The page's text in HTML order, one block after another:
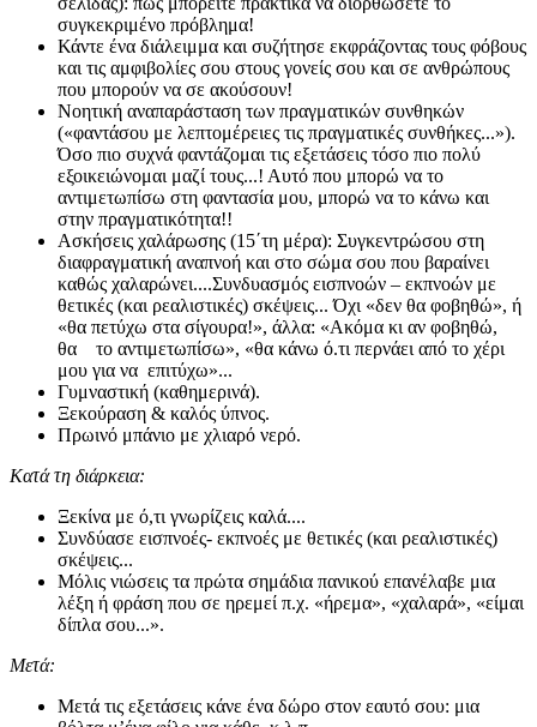
συγκεκριμένο πρόβλημα!
Κάντε ένα διάλειμμα και συζήτησε εκφράζοντας τους φόβους
και τις αμφιβολίες σου στους γονείς σου και σε ανθρώπους
που μπορούν να σε ακούσουν!
Νοητική αναπαράσταση των πραγματικών συνθηκών
(«φαντάσου με λεπτομέρειες τις πραγματικές συνθήκες...»).
Όσο πιο συχνά φαντάζομαι τις εξετάσεις τόσο πιο πολύ
εξοικειώνομαι μαζί τους...! Αυτό που μπορώ να το
αντιμετωπίσω στη φαντασία μου, μπορώ να το κάνω και
στην πραγματικότητα!!
Ασκήσεις χαλάρωσης (15΄τη μέρα): Συγκεντρώσου στη
διαφραγματική αναπνοή και στο σώμα σου που βαραίνει
καθώς χαλαρώνει....Συνδυασμός εισπνοών – εκπνοών με
θετικές (και ρεαλιστικές) σκέψεις... Όχι «δεν θα φοβηθώ», ή
«θα πετύχω στα σίγουρα!», άλλα: «Ακόμα κι αν φοβηθώ,
θα το αντιμετωπίσω», «θα κάνω ό.τι περνάει από το χέρι
μου για να επιτύχω»...
Γυμναστική (καθημερινά).
Ξεκούραση & καλός ύπνος.
Πρωινό μπάνιο με χλιαρό νερό.
Κατά τη διάρκεια:
Ξεκίνα με ό,τι γνωρίζεις καλά....
Συνδύασε εισπνοές- εκπνοές με θετικές (και ρεαλιστικές)
σκέψεις...
Μόλις νιώσεις τα πρώτα σημάδια πανικού επανέλαβε μια
λέξη ή φράση που σε ηρεμεί π.χ. «ήρεμα», «χαλαρά», «είμαι
δίπλα σου...».
Μετά:
Μετά τις εξετάσεις κάνε ένα δώρο στον εαυτό σου: μια